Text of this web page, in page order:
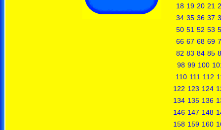
18 19 20 21
34 35 36 37
50 51 52 53
66 67 68 69
82 83 84 85
98 99 100
110 111 112
122 123 124
134 135 136
146 147 148
158 159 160